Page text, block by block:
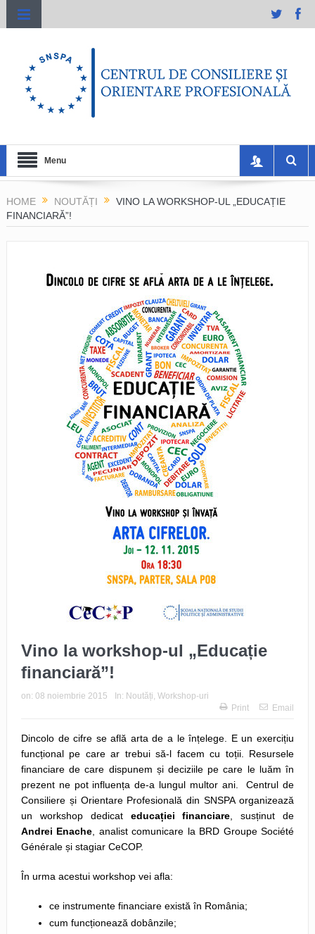
Menu
HOME NOUTĂȚI
VINO LA WORKSHOP-UL „EDUCAȚIE
FINANCIARĂ”!
Vino la workshop-ul „Educație
financiară”!
on: 08 noiembrie 2015 In: Noutăți Workshop-uri
Print
Email
Dincolo de cifre se află arta de a le înțelege. E un exercițiu
funcțional pe care ar trebui să-l facem cu toții. Resursele
financiare de care dispunem și deciziile pe care le luăm în
prezent ne pot influența de-a lungul multor ani. Centrul de
Consiliere și Orientare Profesională din SNSPA organizează
un workshop dedicat educației financiare , susținut de
Andrei Enache , analist comunicare la BRD Groupe Société
Générale și stagiar CeCOP.
În urma acestui workshop vei afla:
ce instrumente financiare există în România;
cum funcționează dobânzile;